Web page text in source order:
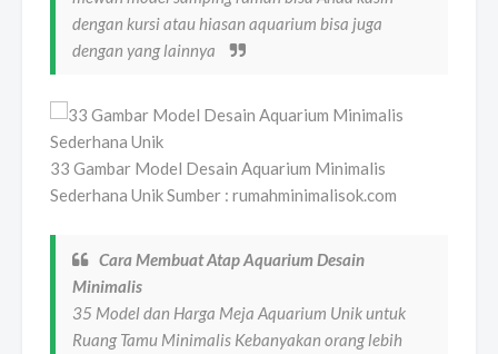
dengan kursi atau hiasan aquarium bisa juga
dengan yang lainnya
33 Gambar Model Desain Aquarium Minimalis
Sederhana Unik Sumber : rumahminimalisok.com
Cara Membuat Atap Aquarium Desain
Minimalis
35 Model dan Harga Meja Aquarium Unik untuk
Ruang Tamu Minimalis Kebanyakan orang lebih